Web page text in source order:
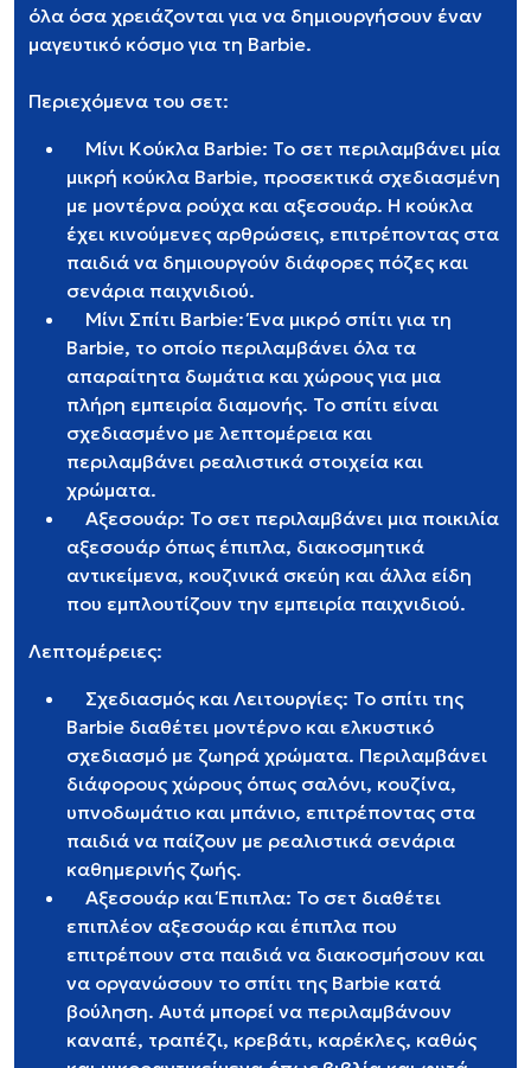
όλα όσα χρειάζονται για να δημιουργήσουν έναν
μαγευτικό κόσμο για τη Barbie.
Περιεχόμενα του σετ:
Μίνι Κούκλα Barbie: Το σετ περιλαμβάνει μία
μικρή κούκλα Barbie, προσεκτικά σχεδιασμένη
με μοντέρνα ρούχα και αξεσουάρ. Η κούκλα
έχει κινούμενες αρθρώσεις, επιτρέποντας στα
παιδιά να δημιουργούν διάφορες πόζες και
σενάρια παιχνιδιού.
Μίνι Σπίτι Barbie: Ένα μικρό σπίτι για τη
Barbie, το οποίο περιλαμβάνει όλα τα
απαραίτητα δωμάτια και χώρους για μια
πλήρη εμπειρία διαμονής. Το σπίτι είναι
σχεδιασμένο με λεπτομέρεια και
περιλαμβάνει ρεαλιστικά στοιχεία και
χρώματα.
Αξεσουάρ: Το σετ περιλαμβάνει μια ποικιλία
αξεσουάρ όπως έπιπλα, διακοσμητικά
αντικείμενα, κουζινικά σκεύη και άλλα είδη
που εμπλουτίζουν την εμπειρία παιχνιδιού.
Λεπτομέρειες:
Σχεδιασμός και Λειτουργίες: Το σπίτι της
Barbie διαθέτει μοντέρνο και ελκυστικό
σχεδιασμό με ζωηρά χρώματα. Περιλαμβάνει
διάφορους χώρους όπως σαλόνι, κουζίνα,
υπνοδωμάτιο και μπάνιο, επιτρέποντας στα
παιδιά να παίζουν με ρεαλιστικά σενάρια
καθημερινής ζωής.
Αξεσουάρ και Έπιπλα: Το σετ διαθέτει
επιπλέον αξεσουάρ και έπιπλα που
επιτρέπουν στα παιδιά να διακοσμήσουν και
να οργανώσουν το σπίτι της Barbie κατά
βούληση. Αυτά μπορεί να περιλαμβάνουν
καναπέ, τραπέζι, κρεβάτι, καρέκλες, καθώς